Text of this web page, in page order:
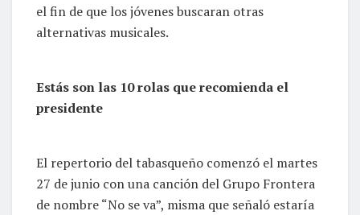
el fin de que los jóvenes buscaran otras
alternativas musicales.
Estás son las 10 rolas que recomienda el
presidente
El repertorio del tabasqueño comenzó el martes
27 de junio con una canción del Grupo Frontera
de nombre “No se va”, misma que señaló estaría